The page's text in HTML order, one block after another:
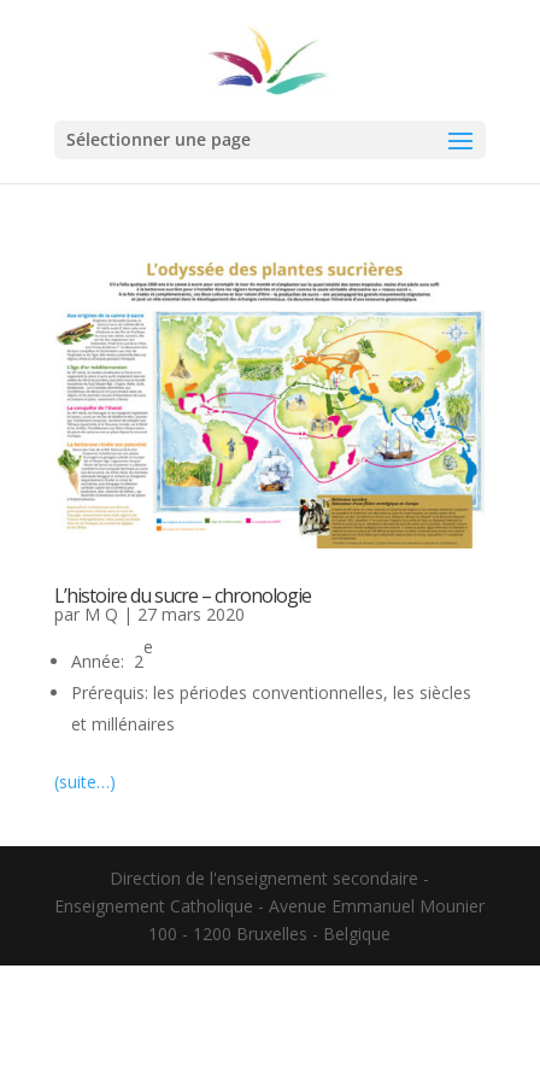
Sélectionner une page
L’histoire du sucre – chronologie
par M Q | 27 mars 2020
Année: 2
e
Prérequis: les périodes conventionnelles, les siècles
et millénaires
(suite…)
Direction de l'enseignement secondaire -
Enseignement Catholique - Avenue Emmanuel Mounier
100 - 1200 Bruxelles - Belgique